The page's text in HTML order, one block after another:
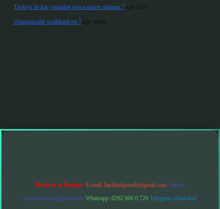
Türkiye’de kaç yaşından sonra askere alınmaz ? için Ekin
Omurgasızlar sıcakkanlı mı ? için admin
giriş
Reklam ve İletişim: E-mail: backlinkpaneli@gmail.com Teams:
forumhizmeti@gmail.com Whatsapp: 0262 606 0 726 Telegram: @karabul